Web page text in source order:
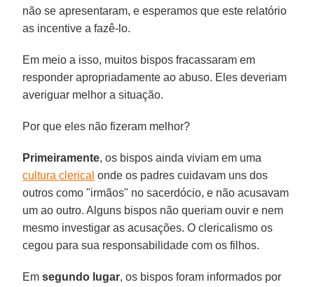
não se apresentaram, e esperamos que este relatório
as incentive a fazê-lo.
Em meio a isso, muitos bispos fracassaram em
responder apropriadamente ao abuso. Eles deveriam
averiguar melhor a situação.
Por que eles não fizeram melhor?
Primeiramente, os bispos ainda viviam em uma
cultura clerical onde os padres cuidavam uns dos
outros como "irmãos" no sacerdócio, e não acusavam
um ao outro. Alguns bispos não queriam ouvir e nem
mesmo investigar as acusações. O clericalismo os
cegou para sua responsabilidade com os filhos.
Emsegundo lugar, os bispos foram informados por